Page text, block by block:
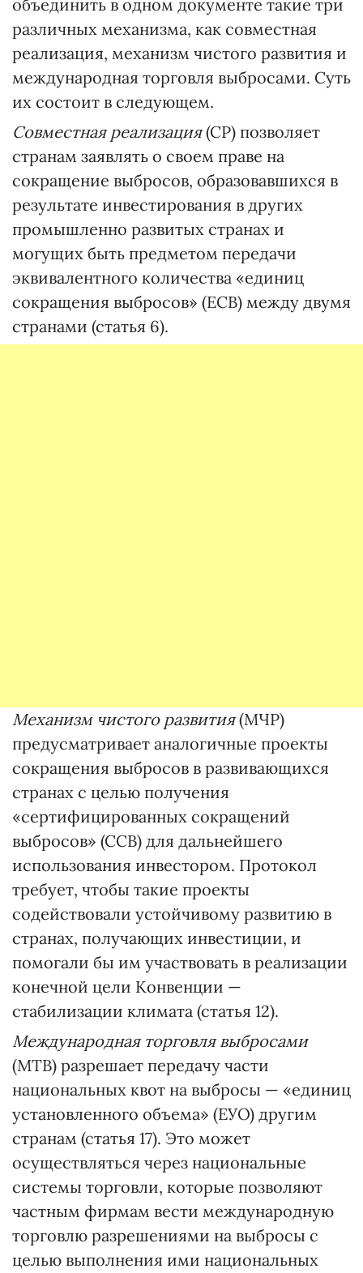
объединить в одном документе такие три
различных механизма, как совместная
реализация, механизм чистого развития и
международная торговля выбросами. Суть
их состоит в следующем.
Совместная реализация(СР) позволяет
странам заявлять о своем праве на
сокращение выбросов, образовавшихся в
результате инвестирования в других
промышленно развитых странах и
могущих быть предметом передачи
эквивалентного количества «единиц
сокращения выбросов» (ЕСВ) между двумя
странами (статья 6).
Механизм чистого развития(МЧР)
предусматривает аналогичные проекты
сокращения выбросов в развивающихся
странах с целью получения
«сертифицированных сокращений
выбросов» (ССВ) для дальнейшего
использования инвестором. Протокол
требует, чтобы такие проекты
содействовали устойчивому развитию в
странах, получающих инвестиции, и
помогали бы им участвовать в реализации
конечной цели Конвенции —
стабилизации климата (статья 12).
Международная торговля выбросами
(МТВ) разрешает передачу части
национальных квот на выбросы — «единиц
установленного объема» (ЕУО) другим
странам (статья 17). Это может
осуществляться через национальные
системы торговли, которые позволяют
частным фирмам вести международную
торговлю разрешениями на выбросы с
целью выполнения ими национальных